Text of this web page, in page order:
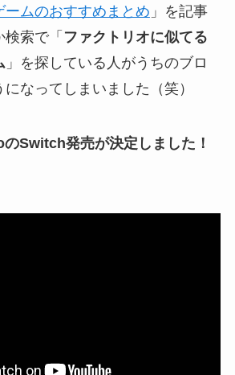
ームのおすすめまとめ 」を記事
索で「 ファクトリオに似てる
」を探している人がうちのブロ
なってしまいました（笑）
Switch発売が決定しました！